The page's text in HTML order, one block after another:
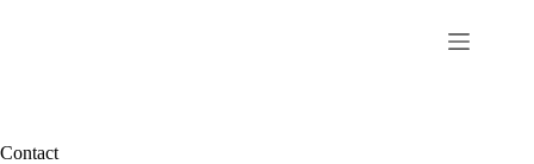
Contact